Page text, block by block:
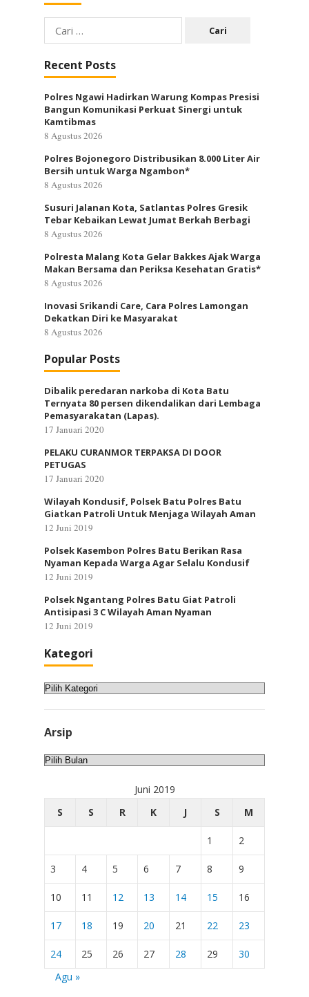
Cari
untuk:
Recent Posts
Polres Ngawi Hadirkan Warung Kompas Presisi
Bangun Komunikasi Perkuat Sinergi untuk
Kamtibmas
8 Agustus 2026
Polres Bojonegoro Distribusikan 8.000 Liter Air
Bersih untuk Warga Ngambon*
8 Agustus 2026
Susuri Jalanan Kota, Satlantas Polres Gresik
Tebar Kebaikan Lewat Jumat Berkah Berbagi
8 Agustus 2026
Polresta Malang Kota Gelar Bakkes Ajak Warga
Makan Bersama dan Periksa Kesehatan Gratis*
8 Agustus 2026
Inovasi Srikandi Care, Cara Polres Lamongan
Dekatkan Diri ke Masyarakat
8 Agustus 2026
Popular Posts
Dibalik peredaran narkoba di Kota Batu
Ternyata 80 persen dikendalikan dari Lembaga
Pemasyarakatan (Lapas).
17 Januari 2020
PELAKU CURANMOR TERPAKSA DI DOOR
PETUGAS
17 Januari 2020
Wilayah Kondusif, Polsek Batu Polres Batu
Giatkan Patroli Untuk Menjaga Wilayah Aman
12 Juni 2019
Polsek Kasembon Polres Batu Berikan Rasa
Nyaman Kepada Warga Agar Selalu Kondusif
12 Juni 2019
Polsek Ngantang Polres Batu Giat Patroli
Antisipasi 3 C Wilayah Aman Nyaman
12 Juni 2019
Kategori
Kategori
Arsip
Arsip
Juni 2019
S
S R K J S M
1 2
3 4 5 6 7 8 9
10 11 12 13 14 15 16
17 18 19 20 21 22 23
24 25 26 27 28 29
30
Agu »